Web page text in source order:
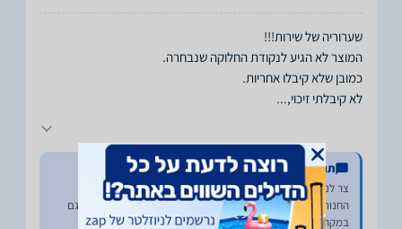
לא קיבלתי זיכוי,...
תגובת החנות
החנות דוגלת בשירות מהיר, יעיל ואדיב לכל לקוחותנו וכך פעלנו גם